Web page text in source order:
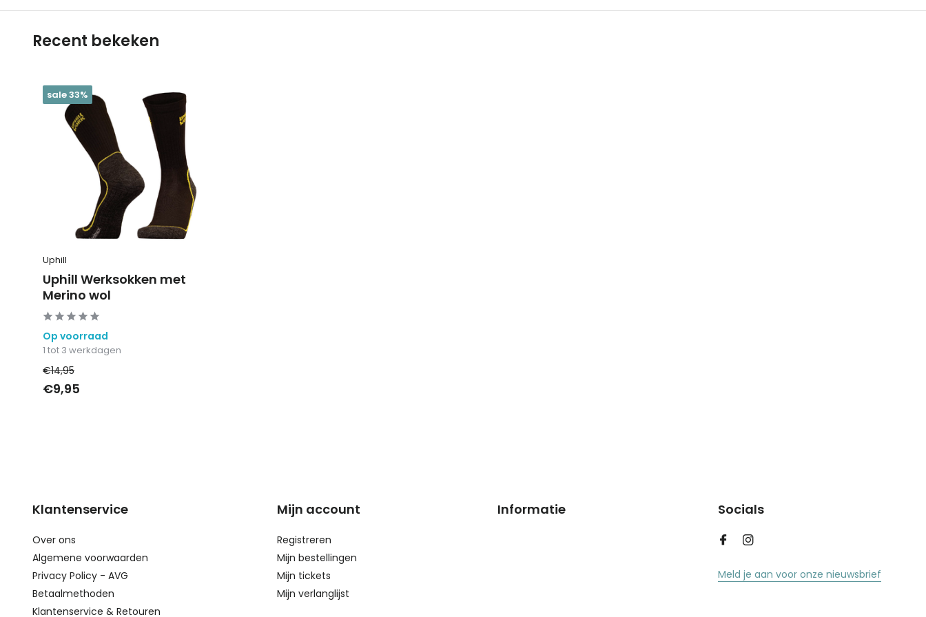
Recent bekeken
sale 33%
Uphill
Uphill Werksokken met
Merino wol
Op voorraad
1 tot 3 werkdagen
€14,95
€9,95
Klantenservice
Over ons
Algemene voorwaarden
Privacy Policy - AVG
Betaalmethoden
Klantenservice & Retouren
Mijn account
Registreren
Mijn bestellingen
Mijn tickets
Mijn verlanglijst
Informatie Socials
Meld je aan voor onze nieuwsbrief